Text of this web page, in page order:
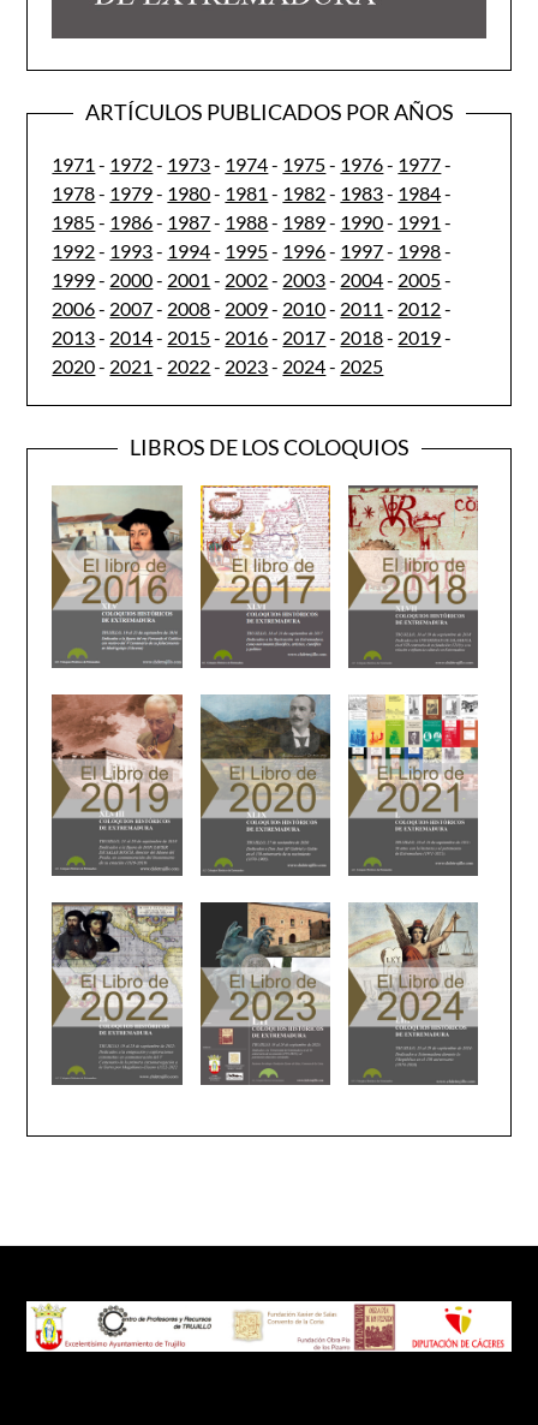
ARTÍCULOS PUBLICADOS POR AÑOS
1971 - 1972- 1973- 1974- 1975- 1976- 1977-
1978- 1979- 1980- 1981 - 1982- 1983- 1984-
1985- 1986- 1987- 1988- 1989- 1990- 1991 -
1992- 1993- 1994- 1995- 1996- 1997- 1998-
1999- 2000- 2001 - 2002- 2003- 2004- 2005-
2006- 2007- 2008- 2009- 2010- 2011 - 2012-
2013- 2014- 2015- 2016- 2017- 2018- 2019-
2020- 2021 - 2022- 2023- 2024- 2025
LIBROS DE LOS COLOQUIOS